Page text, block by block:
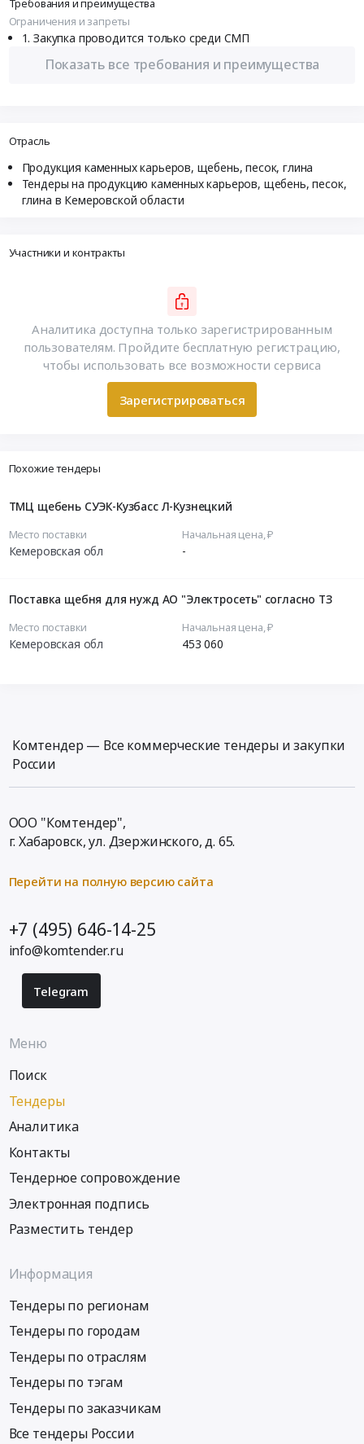
Требования и преимущества
Ограничения и запреты
Закупка проводится только среди СМП
Показать все требования и преимущества
Отрасль
Продукция каменных карьеров, щебень, песок, глина
Тендеры на продукцию каменных карьеров, щебень, песок,
глина в Кемеровской области
Участники и контракты
Аналитика доступна только зарегистрированным
пользователям. Пройдите бесплатную регистрацию,
чтобы использовать все возможности сервиса
Зарегистрироваться
Похожие тендеры
ТМЦ щебень СУЭК-Кузбасс Л-Кузнецкий
Место поставки
Кемеровская обл
Начальная цена, ₽
-
Поставка щебня для нужд АО "Электросеть" согласно ТЗ
Место поставки
Кемеровская обл
Начальная цена, ₽
453 060
Комтендер — Все коммерческие тендеры и закупки
России
ООО "Комтендер",
г. Хабаровск,ул. Дзержинского, д. 65.
Перейти на полную версию сайта
+7 (495) 646-14-25
info@komtender.ru
Telegram
Меню
Поиск
Тендеры
Аналитика
Контакты
Тендерное сопровождение
Электронная подпись
Разместить тендер
Информация
Тендеры по регионам
Тендеры по городам
Тендеры по отраслям
Тендеры по тэгам
Тендеры по заказчикам
Все тендеры России